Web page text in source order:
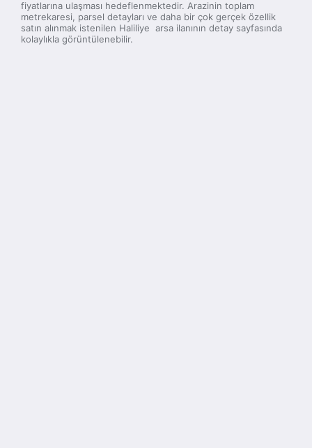
fiyatlarına ulaşması hedeflenmektedir. Arazinin toplam
metrekaresi, parsel detayları ve daha bir çok gerçek özellik
satın alınmak istenilen Haliliye arsa ilanının detay sayfasında
kolaylıkla görüntülenebilir.